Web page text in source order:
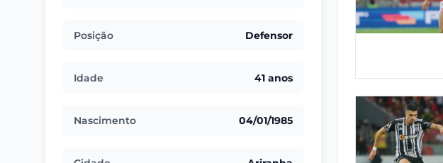
Posição Defensor
Idade 41 anos
Nascimento 04/01/1985